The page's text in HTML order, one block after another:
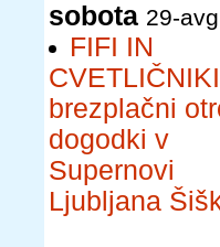
sobota 29-avg
FIFI IN
brezplačni
dogodki v
Supernovi
Ljubljana